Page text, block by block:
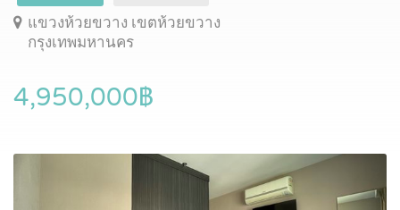
แขวงห้วยขวาง เขตห้วยขวาง
กรุงเทพมหานคร
4,950,000฿